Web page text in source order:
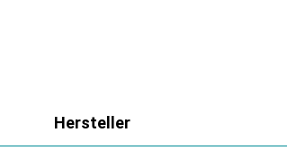
Hersteller